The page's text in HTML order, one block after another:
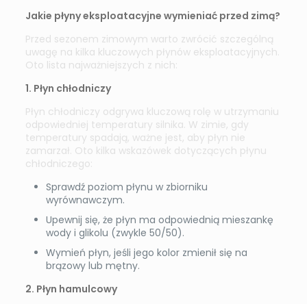
Jakie płyny eksploatacyjne wymieniać przed zimą?
Przed sezonem zimowym warto zwrócić szczególną
uwagę na kilka kluczowych płynów eksploatacyjnych.
Oto lista najważniejszych z nich:
1. Płyn chłodniczy
Płyn chłodniczy odgrywa kluczową rolę w utrzymaniu
odpowiedniej temperatury silnika. W zimie, gdy
temperatury spadają, ważne jest, aby płyn nie
zamarzał. Oto kilka wskazówek dotyczących płynu
chłodniczego:
Sprawdź poziom płynu w zbiorniku
wyrównawczym.
Upewnij się, że płyn ma odpowiednią mieszankę
wody i glikolu (zwykle 50/50).
Wymień płyn, jeśli jego kolor zmienił się na
brązowy lub mętny.
2. Płyn hamulcowy